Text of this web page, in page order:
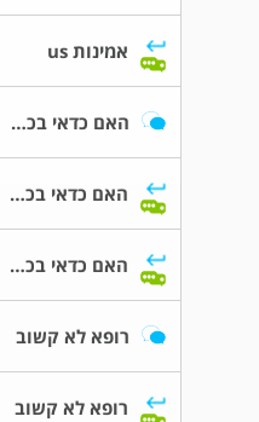
אמינות us
האם כדאי בכלל לעשות שאיבה ?
האם כדאי בכלל לעשות שאיבה ?
האם כדאי בכלל לעשות שאיבה ?
רופא לא קשוב
רופא לא קשוב